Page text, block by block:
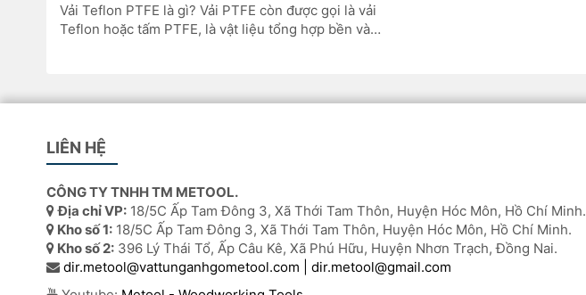
Vải Teflon PTFE là gì? Vải PTFE còn được gọi là vải
Teflon hoặc tấm PTFE, là vật liệu tổng hợp bền và
[…]
LIÊN HỆ
CÔNG TY TNHH TM METOOL.
Địa chỉ VP: 18/5C Ấp Tam Đông 3, Xã Thới Tam Thôn, Huyện Hóc Môn, Hồ Chí Minh.
Kho số 1: 18/5C Ấp Tam Đông 3, Xã Thới Tam Thôn, Huyện Hóc Môn, Hồ Chí Minh.
Kho số 2: 396 Lý Thái Tổ, Ấp Câu Kê, Xã Phú Hữu, Huyện Nhơn Trạch, Đồng Nai.
dir.metool@vattunganhgometool.com | dir.metool@gmail.com